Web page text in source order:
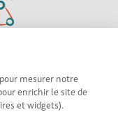
mesurer notre
enrichir le site de
et widgets).
: Echosciences
amateurs de